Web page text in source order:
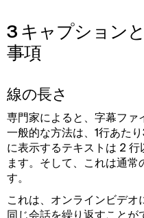
3 キャプション
事項
線の長さ
専門家によると、字幕ファ
一般的な方法は、1行あた
に表示するテキストは 2
ます。そして、これは通
す。
これは、オンラインビデオ
同じ会話を繰り返すことが